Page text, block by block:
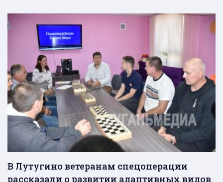
В Лутугино ветеранам спецоперации
рассказали о развитии адаптивных видов